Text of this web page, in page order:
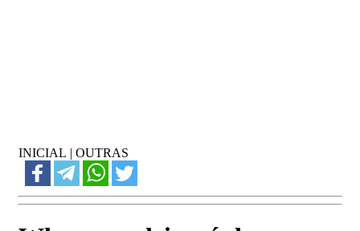
INICIAL | OUTRAS